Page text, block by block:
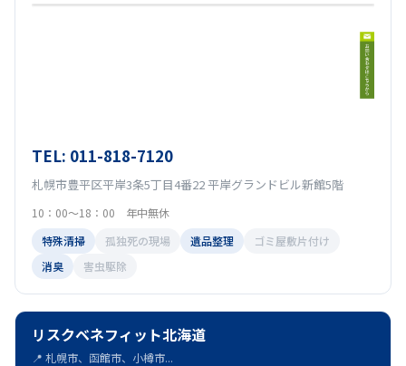
TEL: 011-818-7120
札幌市豊平区平岸3条5丁目4番22 平岸グランドビル新館5階
10：00～18：00 年中無休
特殊清掃
孤独死の現場 遺品整理
ゴミ屋敷片付け
消臭
害虫駆除
リスクベネフィット北海道
📍 札幌市、函館市、小樽市...